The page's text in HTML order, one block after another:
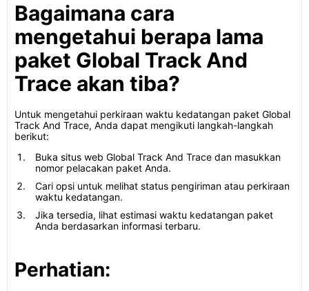
Bagaimana cara
mengetahui berapa lama
paket Global Track And
Trace akan tiba?
Untuk mengetahui perkiraan waktu kedatangan paket Global
Track And Trace, Anda dapat mengikuti langkah-langkah
berikut:
Buka situs web Global Track And Trace dan masukkan
nomor pelacakan paket Anda.
Cari opsi untuk melihat status pengiriman atau perkiraan
waktu kedatangan.
Jika tersedia, lihat estimasi waktu kedatangan paket
Anda berdasarkan informasi terbaru.
Perhatian: